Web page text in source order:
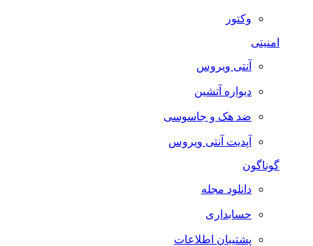
وکتور
امنیتی
آنتی ویروس
دیواره آتشین
ضد هک و جاسوسی
آپدیت آنتی ویروس
گوناگون
دانلود مجله
حسابداری
پشتیبان اطلاعات